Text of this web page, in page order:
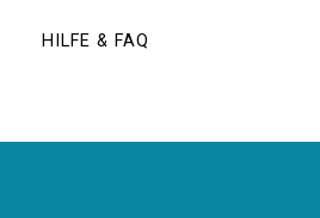
HILFE & FAQ